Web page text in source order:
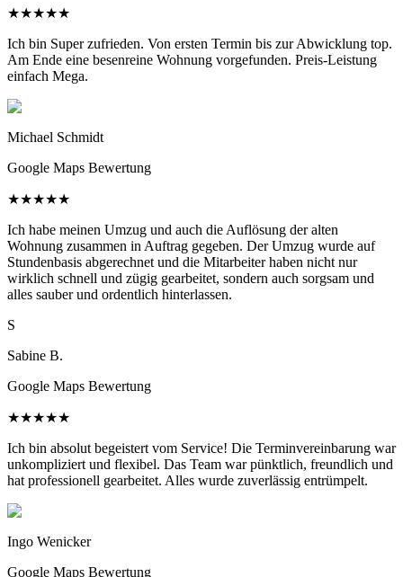
★★★★★
Ich bin Super zufrieden. Von ersten Termin bis zur Abwicklung top.
Am Ende eine besenreine Wohnung vorgefunden. Preis-Leistung
einfach Mega.
Michael Schmidt
Google Maps Bewertung
★★★★★
Ich habe meinen Umzug und auch die Auflösung der alten
Wohnung zusammen in Auftrag gegeben. Der Umzug wurde auf
Stundenbasis abgerechnet und die Mitarbeiter haben nicht nur
wirklich schnell und zügig gearbeitet, sondern auch sorgsam und
alles sauber und ordentlich hinterlassen.
S
Sabine B.
Google Maps Bewertung
★★★★★
Ich bin absolut begeistert vom Service! Die Terminvereinbarung war
unkompliziert und flexibel. Das Team war pünktlich, freundlich und
hat professionell gearbeitet. Alles wurde zuverlässig entrümpelt.
Ingo Wenicker
Google Maps Bewertung